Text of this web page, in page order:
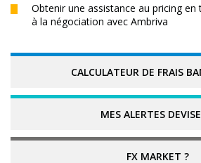
Obtenir une assistance au pricing
à la négociation avec Ambriva
CALCULATEUR DE FRAIS
MES ALERTES
FX MARKET ?